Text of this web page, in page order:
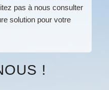
pas à nous consulter
solution pour votre
!